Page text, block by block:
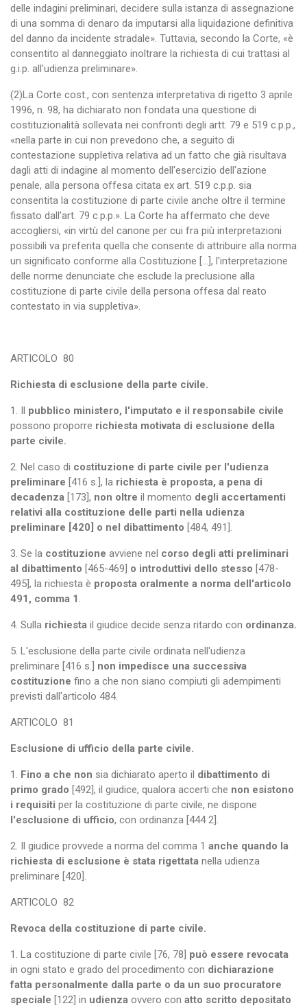
delle indagini preliminari, decidere sulla istanza di assegnazione
di una somma di denaro da imputarsi alla liquidazione definitiva
del danno da incidente stradale». Tuttavia, secondo la Corte, «è
consentito al danneggiato inoltrare la richiesta di cui trattasi al
g.i.p. all'udienza preliminare».
(2)La Corte cost., con sentenza interpretativa di rigetto 3 aprile
1996, n. 98, ha dichiarato non fondata una questione di
costituzionalità sollevata nei confronti degli artt. 79 e 519 c.p.p.,
«nella parte in cui non prevedono che, a seguito di
contestazione suppletiva relativa ad un fatto che già risultava
dagli atti di indagine al momento dell'esercizio dell'azione
penale, alla persona offesa citata ex art. 519 c.p.p. sia
consentita la costituzione di parte civile anche oltre il termine
fissato dall'art. 79 c.p.p.». La Corte ha affermato che deve
accogliersi, «in virtù del canone per cui fra più interpretazioni
possibili va preferita quella che consente di attribuire alla norma
un significato conforme alla Costituzione [...], l'interpretazione
delle norme denunciate che esclude la preclusione alla
costituzione di parte civile della persona offesa dal reato
contestato in via suppletiva».
ARTICOLO 80
Richiesta di esclusione della parte civile.
1. Il pubblico ministero, l'imputato e il responsabile civile
possono proporre richiesta motivata di esclusione della
parte civile.
2. Nel caso di costituzione di parte civile per l'udienza
preliminare [416 s.], la richiesta è proposta, a pena di
decadenza [173], non oltre il momento degli accertamenti
relativi alla costituzione delle parti nella udienza
preliminare [420] o nel dibattimento [484, 491].
3. Se la costituzione avviene nel corso degli atti preliminari
al dibattimento [465-469] o introduttivi dello stesso [478-
495], la richiesta è proposta oralmente a norma dell'articolo
491, comma 1 .
4. Sulla richiesta il giudice decide senza ritardo con ordinanza.
5. L'esclusione della parte civile ordinata nell'udienza
preliminare [416 s.] non impedisce una successiva
costituzione fino a che non siano compiuti gli adempimenti
previsti dall'articolo 484.
ARTICOLO 81
Esclusione di ufficio della parte civile.
1. Fino a che non sia dichiarato aperto il dibattimento di
primo grado [492], il giudice, qualora accerti che non esistono
i requisiti per la costituzione di parte civile, ne dispone
l'esclusione di ufficio, con ordinanza [444 2].
2. Il giudice provvede a norma del comma 1 anche quando la
richiesta di esclusione è stata rigettata nella udienza
preliminare [420].
ARTICOLO 82
Revoca della costituzione di parte civile.
1. La costituzione di parte civile [76, 78] può essere revocata
in ogni stato e grado del procedimento con dichiarazione
fatta personalmente dalla parte o da un suo procuratore
speciale [122] in udienza ovvero con atto scritto depositato